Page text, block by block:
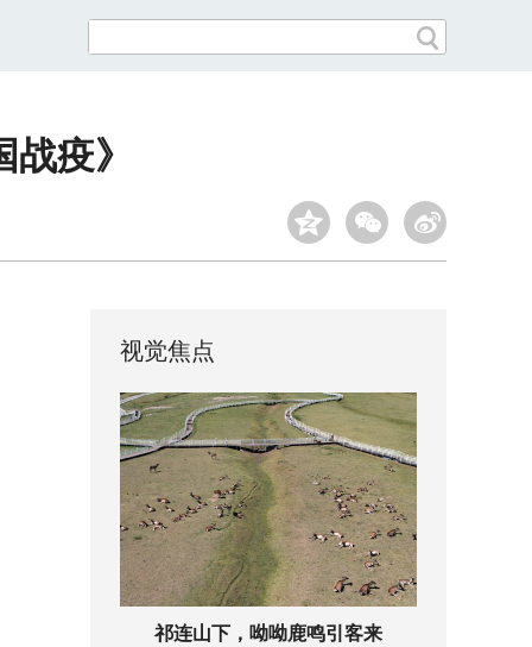
疫》
视觉焦点
祁连山下，呦呦鹿鸣引客来